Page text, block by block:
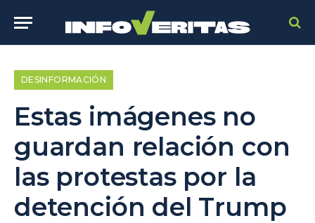
DESINFORMACIÓN
Estas imágenes no
guardan relación con
las protestas por la
detención del Trump